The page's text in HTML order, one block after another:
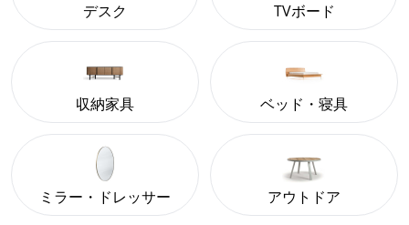
デスク TVボード
収納家具 ベッド・寝具
ミラー・ドレッサー アウトドア